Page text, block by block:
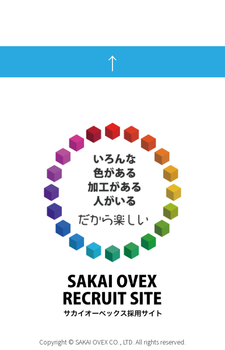
↑
Copyright © SAKAI OVEX CO., LTD. All rights reserved.